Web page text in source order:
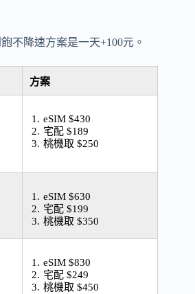
不降速方案是一天+100元。
方案
eSIM $430
宅配 $189
桃機取 $250
eSIM $630
宅配 $199
桃機取 $350
eSIM $830
宅配 $249
桃機取 $450